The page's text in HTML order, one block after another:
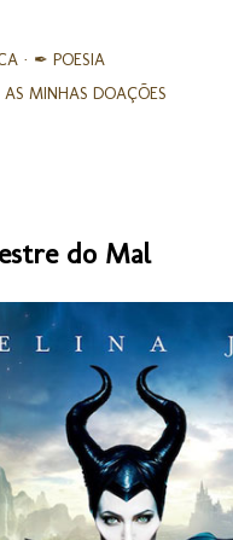
✒ POESIA
MINHAS DOAÇÕES
do Mal